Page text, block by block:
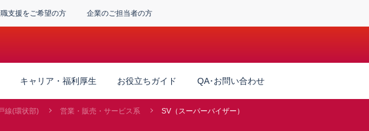
支援をご希望の方 企業のご担当者の方
キャリア・福利厚生 お役立ちガイド QA･お問い合わせ
線(環状部) 営業・販売・サービス系 SV（スーパーバイザー）